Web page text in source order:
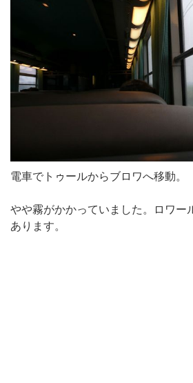
電車でトゥールからブロワへ移動。
やや霧がかかっていました。ロワー
あります。